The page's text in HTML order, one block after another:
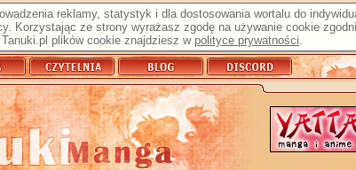
reklamy, statystyk i dla dostosowania wortalu do
Korzystając ze strony wyrażasz zgodę na używanie cookie
plików cookie znajdziesz w polityce prywatności.